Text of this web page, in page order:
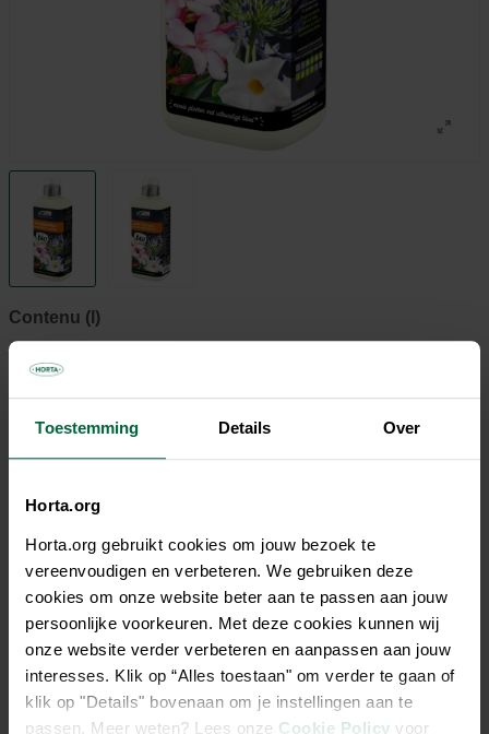
Toestemming Details Over
Horta.org
Horta.org gebruikt cookies om jouw bezoek te
vereenvoudigen en verbeteren. We gebruiken deze
cookies om onze website beter aan te passen aan jouw
persoonlijke voorkeuren. Met deze cookies kunnen wij
onze website verder verbeteren en aanpassen aan jouw
interesses. Klik op “Alles toestaan" om verder te gaan of
klik op "Details" bovenaan om je instellingen aan te
passen. Meer weten? Lees onze Cookie Policy voor
Contenu (l)
2.5
9,40 €
Tous les magasins n'ont pas la même gamme
Description
Les éléments nutritifs organiques et les oligo-éléments
permettent d'obtenir de belles plantes vigoureuses avec un